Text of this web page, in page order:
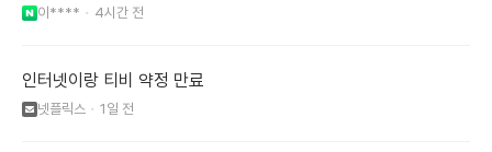
이**** 4시간 전
인터넷이랑 티비 약정 만료
넷플릭스 1일 전